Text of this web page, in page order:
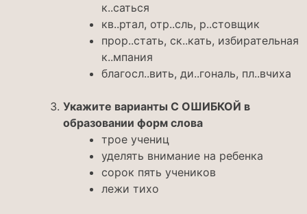
к..саться
кв..ртал, отр..сль, р..стовщик
прор..стать, ск..кать, избирательная
к..мпания
благосл..вить, ди..гональ, пл..вчиха
Укажите варианты С ОШИБКОЙ в
образовании форм слова
трое учениц
уделять внимание на ребенка
сорок пять учеников
лежи тихо